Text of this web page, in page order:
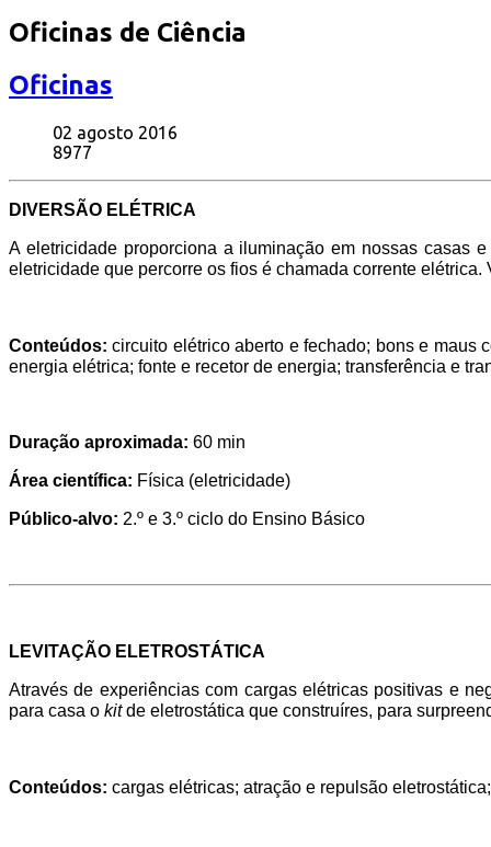
Oficinas de Ciência
Oficinas
02 agosto 2016
8977
DIVERSÃO ELÉTRICA
A eletricidade proporciona a iluminação em nossas casas
eletricidade que percorre os fios é chamada corrente
Conteúdos:circuito elétrico aberto e fechado; bons e maus
energia elétrica; fonte e recetor de energia; transferência e
Duração aproximada: 60 min
Área científica: Física (eletricidade)
Público-alvo: 2.º e 3.º ciclo do Ensino Básico
LEVITAÇÃO ELETROSTÁTICA
Através de experiências com cargas elétricas positivas e
para casa o kitde eletrostática que construíres, para
Conteúdos: cargas elétricas; atração e repulsão